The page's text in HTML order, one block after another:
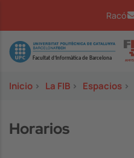
Racó
Image
Inicio > La FIB > Espacios >
Horarios